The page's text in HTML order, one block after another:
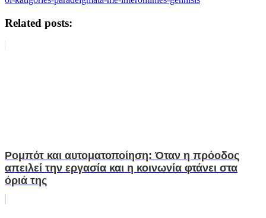
Related posts:
Ρομπότ και αυτοματοποίηση: Όταν η πρόοδος
απειλεί την εργασία και η κοινωνία φτάνει στα
όριά της